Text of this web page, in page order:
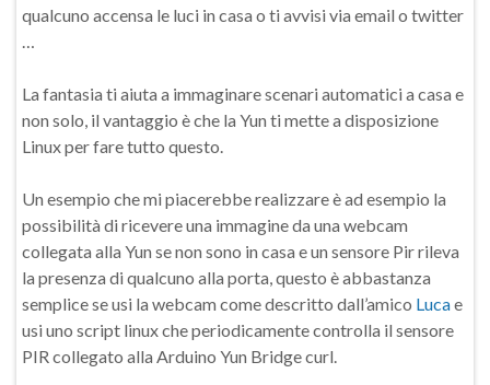
qualcuno accensa le luci in casa o ti avvisi via email o twitter
…
La fantasia ti aiuta a immaginare scenari automatici a casa e
non solo, il vantaggio è che la Yun ti mette a disposizione
Linux per fare tutto questo.
Un esempio che mi piacerebbe realizzare è ad esempio la
possibilità di ricevere una immagine da una webcam
collegata alla Yun se non sono in casa e un sensore Pir rileva
la presenza di qualcuno alla porta, questo è abbastanza
semplice se usi la webcam come descritto dall’amico Lucae
usi uno script linux che periodicamente controlla il sensore
PIR collegato alla Arduino Yun Bridge curl.